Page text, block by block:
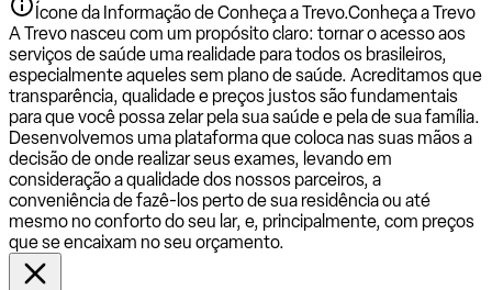
Ícone da Informação de Conheça a Trevo.Conheça a Trevo
A Trevo nasceu com um propósito claro: tornar o acesso aos
serviços de saúde uma realidade para todos os brasileiros,
especialmente aqueles sem plano de saúde. Acreditamos que
transparência, qualidade e preços justos são fundamentais
para que você possa zelar pela sua saúde e pela de sua família.
Desenvolvemos uma plataforma que coloca nas suas mãos a
decisão de onde realizar seus exames, levando em
consideração a qualidade dos nossos parceiros, a
conveniência de fazê-los perto de sua residência ou até
mesmo no conforto do seu lar, e, principalmente, com preços
que se encaixam no seu orçamento.